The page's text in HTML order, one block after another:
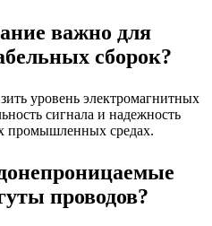
важно для
сборок?
уровень электромагнитных
сигнала и надежность
промышленных средах.
проводов?